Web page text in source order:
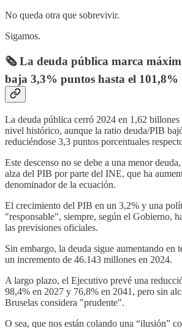
No queda otra que sobrevivir.
Sigamos.
🗞️ La deuda pública marca
baja 3,3% puntos hasta el 101,8%
La deuda pública cerró 2024 en 1,62 billones
nivel histórico, aunque la ratio deuda/PIB
reduciéndose 3,3 puntos porcentuales
Este descenso no se debe a una menor
alza del PIB por parte del INE, que ha
denominador de la ecuación.
El crecimiento del PIB en un 3,2% y una
"responsable", siempre, según el Gobierno,
las previsiones oficiales.
Sin embargo, la deuda sigue aumentando en
un incremento de 46.143 millones en 2024.
A largo plazo, el Ejecutivo prevé una
98,4% en 2027 y 76,8% en 2041, pero sin
Bruselas considera "prudente".
O sea, que nos están colando una “ilusión”